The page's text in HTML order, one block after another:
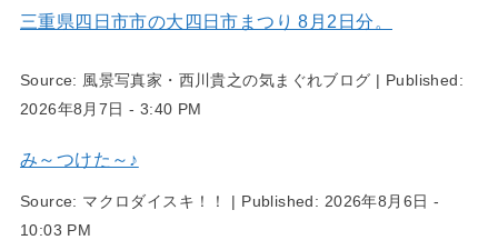
三重県四日市市の大四日市まつり 8月2日分。
Source: 風景写真家・西川貴之の気まぐれブログ | Published:
2026年8月7日 - 3:40 PM
み～つけた～♪
Source: マクロダイスキ！！ | Published: 2026年8月6日 -
10:03 PM